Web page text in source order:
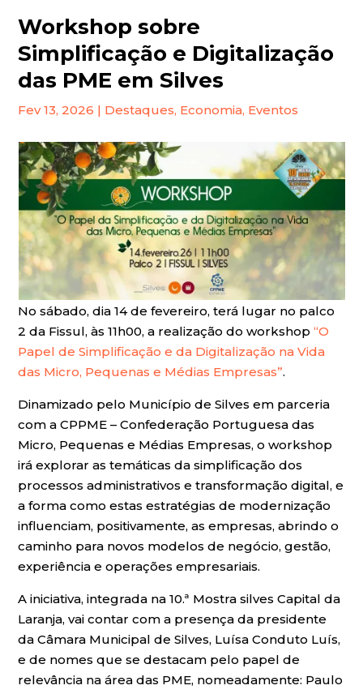
Workshop sobre
Simplificação e Digitalização
das PME em Silves
Fev 13, 2026 | Destaques, Economia, Eventos
No sábado, dia 14 de fevereiro, terá lugar no palco
2 da Fissul, às 11h00, a realização do workshop“O
Papel de Simplificação e da Digitalização na Vida
das Micro, Pequenas e Médias Empresas”.
Dinamizado pelo Município de Silves em parceria
com a CPPME – Confederação Portuguesa das
Micro, Pequenas e Médias Empresas, o workshop
irá explorar as temáticas da simplificação dos
processos administrativos e transformação digital, e
a forma como estas estratégias de modernização
influenciam, positivamente, as empresas, abrindo o
caminho para novos modelos de negócio, gestão,
experiência e operações empresariais.
A iniciativa, integrada na 10.ª Mostra silves Capital da
Laranja, vai contar com a presença da presidente
da Câmara Municipal de Silves, Luísa Conduto Luís,
e de nomes que se destacam pelo papel de
relevância na área das PME, nomeadamente: Paulo